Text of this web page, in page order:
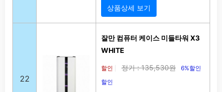
상품상세 보기
22
잘만 컴퓨터 케이스 미들타워 X3
WHITE
할인 정가 : 135,530원
6%할인
할인